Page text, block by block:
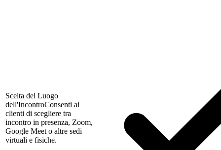
Scelta del Luogo
dell'IncontroConsenti ai
clienti di scegliere tra
incontro in presenza, Zoom,
Google Meet o altre sedi
virtuali e fisiche.